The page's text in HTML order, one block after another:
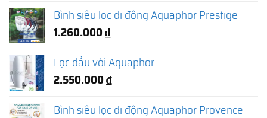
Bình siêu lọc di động Aquaphor Prestige
1.260.000₫
Lọc đầu vòi Aquaphor
2.550.000₫
Bình siêu lọc di động Aquaphor Provence